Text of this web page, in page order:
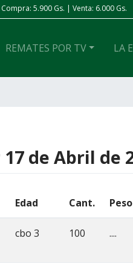
Peso Ar| Compra: 4 Gs. | Venta: 4
REMATES POR TV LA
17 de Abril de
Edad Cant. Peso
cbo 3 100 ....